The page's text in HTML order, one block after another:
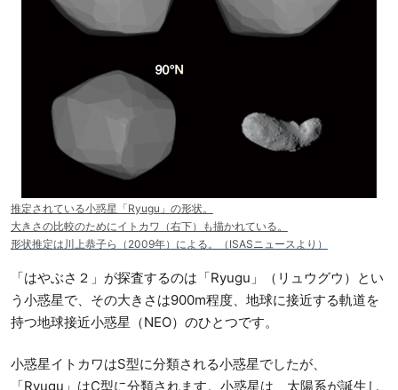
推定されている小惑星「Ryugu」の形状。
大きさの比較のためにイトカワ（右下）も描かれている。
形状推定は川上恭子ら（2009年）による。（ISASニュースより）
「はやぶさ２」が探査するのは「Ryugu」（リュウグウ）とい
う小惑星で、その大きさは900m程度、地球に接近する軌道を
持つ地球接近小惑星（NEO）のひとつです。
小惑星イトカワはS型に分類される小惑星でしたが、
「Ryugu」はC型に分類されます。小惑星は、太陽系が誕生し